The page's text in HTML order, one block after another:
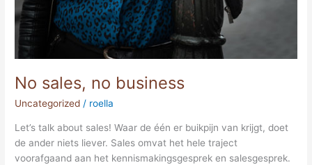
No sales, no business
Uncategorized / roella
Let’s talk about sales! Waar de één er buikpijn van krijgt, doet
de ander niets liever. Sales omvat het hele traject
voorafgaand aan het kennismakingsgesprek en salesgesprek.